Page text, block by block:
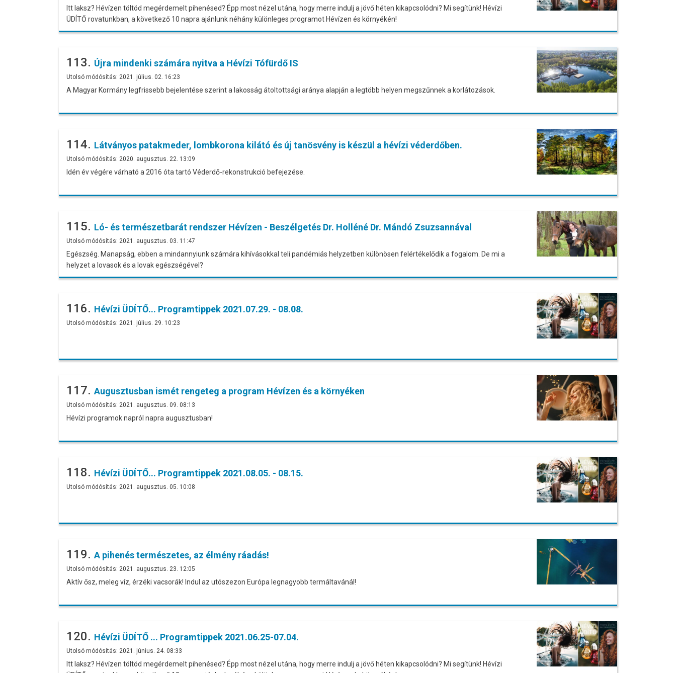
Itt laksz? Hévízen töltöd megérdemelt pihenésed? Épp most nézel utána, hogy merre indulj a jövő héten kikapcsolódni? Mi segítünk! Hévízi
ÜDÍTŐ rovatunkban, a következő 10 napra ajánlunk néhány különleges programot Hévízen és környékén!
113. Újra mindenki számára nyitva a Hévízi Tófürdő IS
Utolsó módósítás: 2021. július. 02. 16:23
A Magyar Kormány legfrissebb bejelentése szerint a lakosság átoltottsági aránya alapján a legtöbb helyen megszűnnek a korlátozások.
114. Látványos patakmeder, lombkorona kilátó és új tanösvény is készül a hévízi véderdőben.
Utolsó módósítás: 2020. augusztus. 22. 13:09
Idén év végére várható a 2016 óta tartó Véderdő-rekonstrukció befejezése.
115. Ló- és természetbarát rendszer Hévízen - Beszélgetés Dr. Holléné Dr. Mándó Zsuzsannával
Utolsó módósítás: 2021. augusztus. 03. 11:47
Egészség. Manapság, ebben a mindannyiunk számára kihívásokkal teli pandémiás helyzetben különösen felértékelődik a fogalom. De mi a
helyzet a lovasok és a lovak egészségével?
116. Hévízi ÜDÍTŐ... Programtippek 2021.07.29. - 08.08.
Utolsó módósítás: 2021. július. 29. 10:23
117.Augusztusban ismét rengeteg a program Hévízen és a környéken
Utolsó módósítás: 2021. augusztus. 09. 08:13
Hévízi programok napról napra augusztusban!
118. Hévízi ÜDÍTŐ... Programtippek 2021.08.05. - 08.15.
Utolsó módósítás: 2021. augusztus. 05. 10:08
119.A pihenés természetes, az élmény ráadás!
Utolsó módósítás: 2021. augusztus. 23. 12:05
Aktív ősz, meleg víz, érzéki vacsorák! Indul az utószezon Európa legnagyobb termáltavánál!
120. Hévízi ÜDÍTŐ ... Programtippek 2021.06.25-07.04.
Utolsó módósítás: 2021. június. 24. 08:33
Itt laksz? Hévízen töltöd megérdemelt pihenésed? Épp most nézel utána, hogy merre indulj a jövő héten kikapcsolódni? Mi segítünk! Hévízi